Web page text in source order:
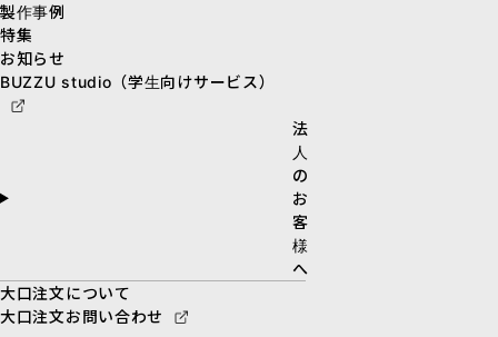
製作事例
特集
お知らせ
BUZZU studio（学生向けサービス）
法
人
の
お
客
様
へ
大口注文について
大口注文お問い合わせ